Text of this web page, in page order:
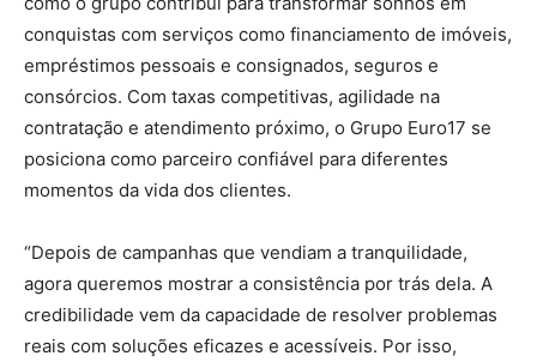
conquistas com serviços como financiamento de imóveis,
empréstimos pessoais e consignados, seguros e
consórcios. Com taxas competitivas, agilidade na
contratação e atendimento próximo, o Grupo Euro17 se
posiciona como parceiro confiável para diferentes
momentos da vida dos clientes.
“Depois de campanhas que vendiam a tranquilidade,
agora queremos mostrar a consistência por trás dela. A
credibilidade vem da capacidade de resolver problemas
reais com soluções eficazes e acessíveis. Por isso,